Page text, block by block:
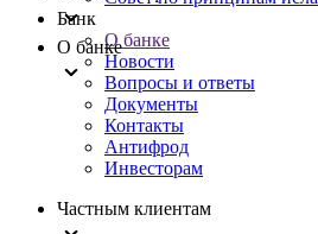
О банке
Банк
О банке
Новости
Вопросы и ответы
Документы
Контакты
Антифрод
Инвесторам
Частным клиентам